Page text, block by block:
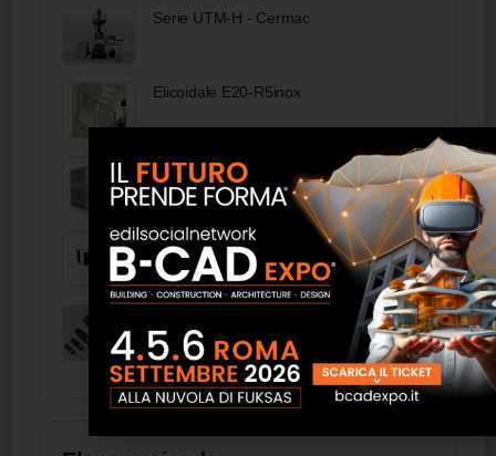
Serie UTM-H - Cermac
Elicoidale E20-R5inox
Wolf KG flex pool
A1040 mira 3D Novatest